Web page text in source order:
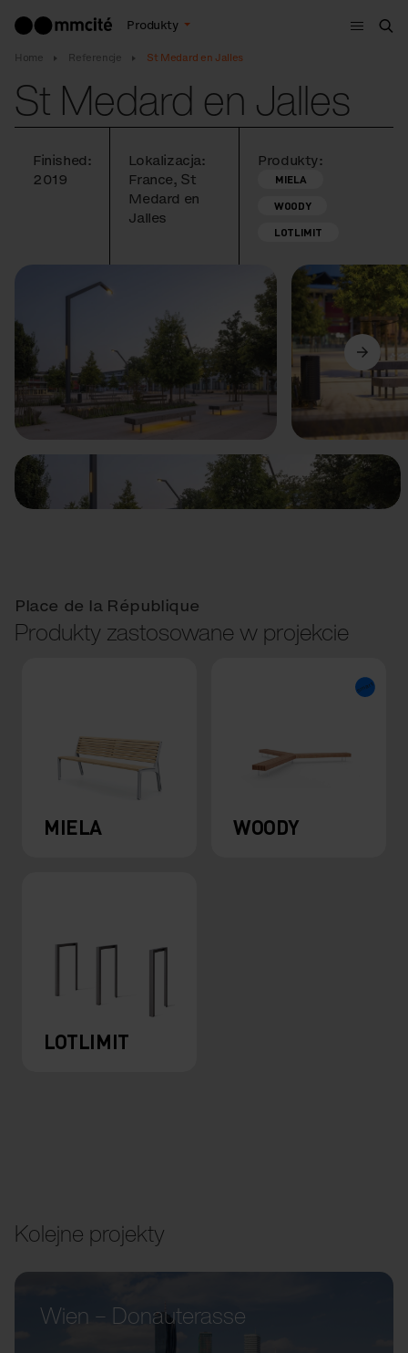
Produkty
Menu
Home Referencje St Medard en Jalles
St Medard en Jalles
Finished:
2019
Lokalizacja:
France, St
Medard en
Jalles
Produkty:
MIELA
WOODY
LOTLIMIT
Poprzedni Dalej
Place de la République
Produkty zastosowane w projekcie
MIELA WOODY
LOTLIMIT
Kolejne projekty
Wien – Donauterasse